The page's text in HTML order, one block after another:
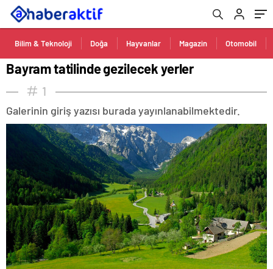
Bilim & Teknoloji Doğa Hayvanlar Magazin Otomobil
Bayram tatilinde gezilecek yerler
1
Galerinin giriş yazısı burada yayınlanabilmektedir.